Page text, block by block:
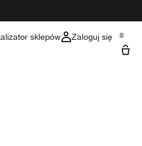
sklepów Zaloguj się 0